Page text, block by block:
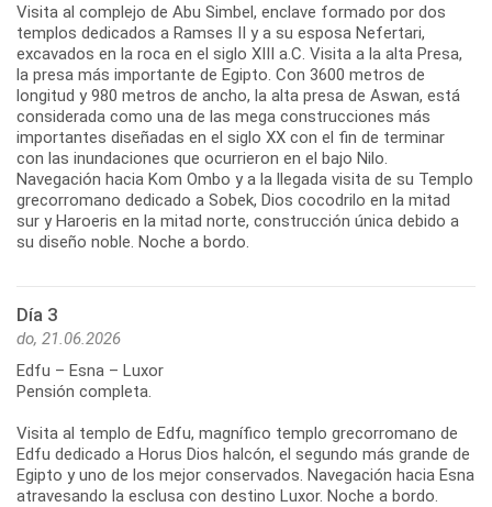
Visita al complejo de Abu Simbel, enclave formado por dos
templos dedicados a Ramses II y a su esposa Nefertari,
excavados en la roca en el siglo XIII a.C. Visita a la alta Presa,
la presa más importante de Egipto. Con 3600 metros de
longitud y 980 metros de ancho, la alta presa de Aswan, está
considerada como una de las mega construcciones más
importantes diseñadas en el siglo XX con el fin de terminar
con las inundaciones que ocurrieron en el bajo Nilo.
Navegación hacia Kom Ombo y a la llegada visita de su Templo
grecorromano dedicado a Sobek, Dios cocodrilo en la mitad
sur y Haroeris en la mitad norte, construcción única debido a
su diseño noble. Noche a bordo.
Día 3
do, 21.06.2026
Edfu – Esna – Luxor
Pensión completa.
Visita al templo de Edfu, magnífico templo grecorromano de
Edfu dedicado a Horus Dios halcón, el segundo más grande de
Egipto y uno de los mejor conservados. Navegación hacia Esna
atravesando la esclusa con destino Luxor. Noche a bordo.